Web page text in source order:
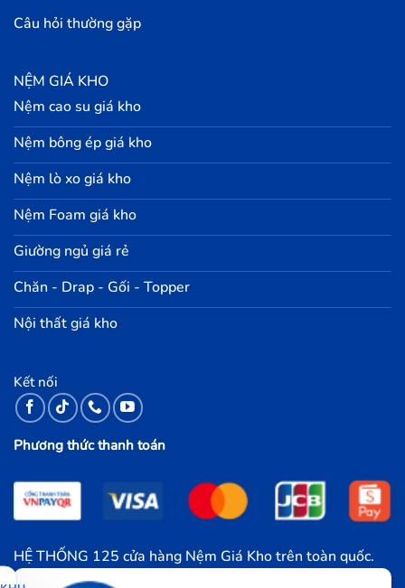
Câu hỏi thường gặp
NỆM GIÁ KHO
Nệm cao su giá kho
Nệm bông ép giá kho
Nệm lò xo giá kho
Nệm Foam giá kho
Giường ngủ giá rẻ
Chăn - Drap - Gối - Topper
Nội thất giá kho
Kết nối
Phương thức thanh toán
HỆ THỐNG 125 cửa hàng Nệm Giá Kho trên toàn quốc.